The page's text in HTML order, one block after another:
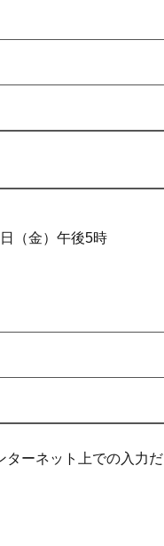
（金）午後5時
ターネット上での入力だ